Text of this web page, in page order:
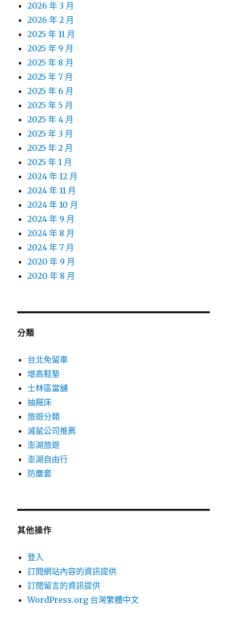
2026 年 3 月
2026 年 2 月
2025 年 11 月
2025 年 9 月
2025 年 8 月
2025 年 7 月
2025 年 6 月
2025 年 5 月
2025 年 4 月
2025 年 3 月
2025 年 2 月
2025 年 1 月
2024 年 12 月
2024 年 11 月
2024 年 10 月
2024 年 9 月
2024 年 8 月
2024 年 7 月
2020 年 9 月
2020 年 8 月
分類
台北免留車
增高鞋墊
士林區當舖
抽屜床
旅遊分類
滅鼠公司推薦
澎湖旅遊
澎湖自由行
防塵套
其他操作
登入
訂閱網站內容的資訊提供
訂閱留言的資訊提供
WordPress.org 台灣繁體中文